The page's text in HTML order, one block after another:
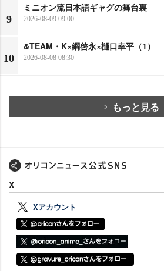
9
ミニオン流日本語ギャグの舞台裏
2026-08-09 09:00
10
&TEAM・K×綱啓永×樋口幸平（1）
2026-08-08 08:30
もっと見る
X
Xアカウント